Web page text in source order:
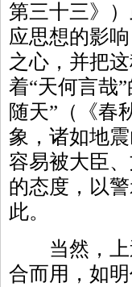
第三十三》
应思想的影
之心，并把
着“天何言哉
随天”（《春
象，诸如地
容易被大臣
的态度，以
此。
当然，上
合而用，如